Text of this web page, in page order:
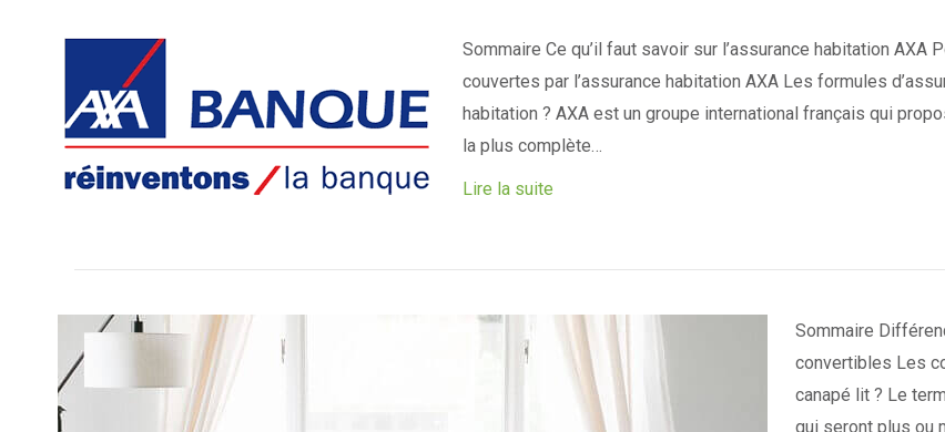
Sommaire Ce qu’il faut savoir sur l’assurance habitation
couvertes par l’assurance habitation AXA Les formules
habitation ? AXA est un groupe international français qui
la plus complète…
Lire la suite
Sommaire
convertibles Les
canapé lit ? Le
qui seront plus ou